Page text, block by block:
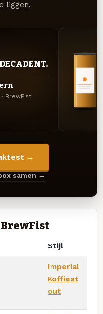
liggen.
BrewFist
→
samen →
Stijl
Imperial
Koffiest
out